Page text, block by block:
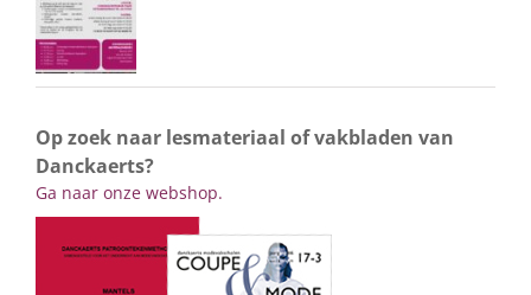
Op zoek naar lesmateriaal of vakbladen van
Danckaerts?
Ga naar onze webshop.